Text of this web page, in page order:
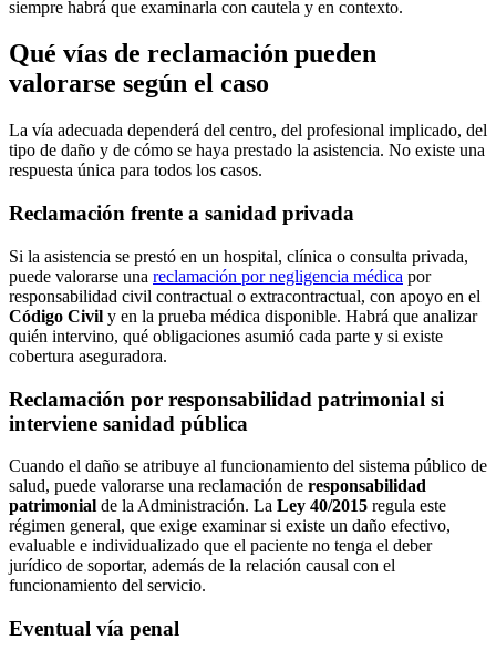
siempre habrá que examinarla con cautela y en contexto.
Qué vías de reclamación pueden
valorarse según el caso
La vía adecuada dependerá del centro, del profesional implicado, del
tipo de daño y de cómo se haya prestado la asistencia. No existe una
respuesta única para todos los casos.
Reclamación frente a sanidad privada
Si la asistencia se prestó en un hospital, clínica o consulta privada,
puede valorarse una reclamación por negligencia médica por
responsabilidad civil contractual o extracontractual, con apoyo en el
Código Civil y en la prueba médica disponible. Habrá que analizar
quién intervino, qué obligaciones asumió cada parte y si existe
cobertura aseguradora.
Reclamación por responsabilidad patrimonial si
interviene sanidad pública
Cuando el daño se atribuye al funcionamiento del sistema público de
salud, puede valorarse una reclamación de responsabilidad
patrimonial de la Administración. La Ley 40/2015 regula este
régimen general, que exige examinar si existe un daño efectivo,
evaluable e individualizado que el paciente no tenga el deber
jurídico de soportar, además de la relación causal con el
funcionamiento del servicio.
Eventual vía penal